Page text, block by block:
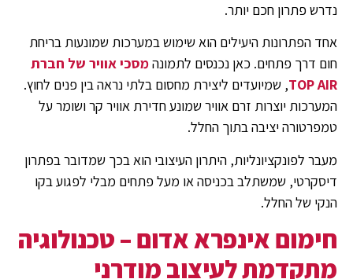
נדרש פתרון חכם יותר.
אחד הפתרונות היעילים הוא שימוש במערכות שמונעות בריחת
חום דרך פתחים. כאן נכנסים לתמונהמסכי אוויר של חברת
TOP AIR, שמיועדים ליצירת מחסום בלתי נראה בין פנים לחוץ.
המערכות יוצרות זרם אוויר שמונע חדירת אוויר קר ושומר על
טמפרטורה יציבה בתוך החלל.
מעבר לפונקציונליות, היתרון העיצובי הוא בכך שמדובר בפתרון
דיסקרטי, שמשתלב בכניסה או מעל פתחים מבלי לפגוע בקו
הנקי של החלל.
חימום אינפרא אדום – טכנולוגיה
מתקדמת לעיצוב מודרני